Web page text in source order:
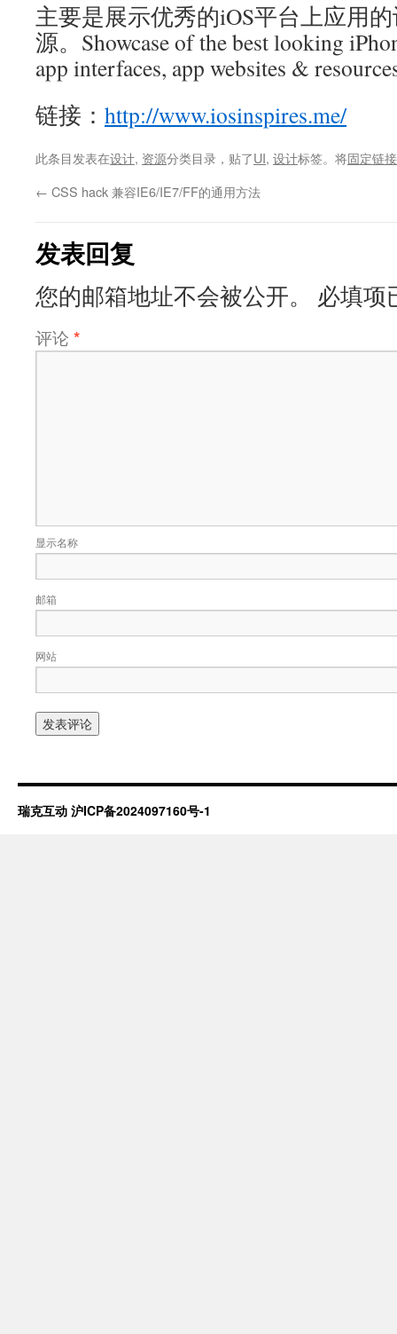
主要是展示优秀的iOS平台上应用
源。Showcase of the best looking
app interfaces, app websites &
链接： http://www.iosinspires.me/
此条目发表在设计, 资源分类目录，贴了UI, 设计标签。将固定链接
← CSS hack 兼容IE6/IE7/FF的通用方法
发表回复
您的邮箱地址不会被公开。 必填项
评论 *
显示名称
邮箱
网站
瑞克互动 沪ICP备2024097160号-1